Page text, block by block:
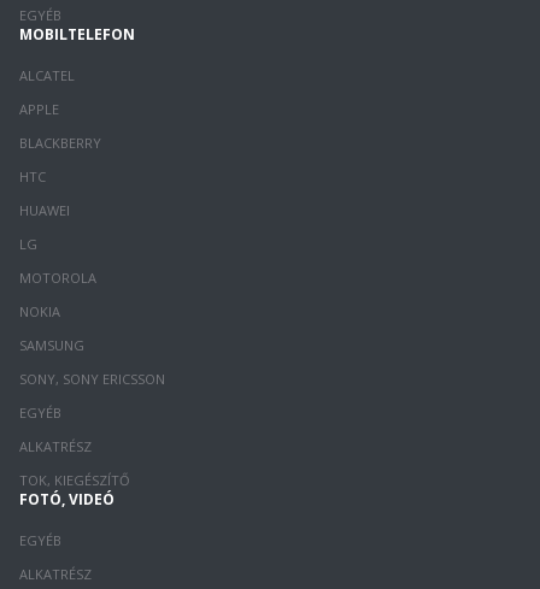
EGYÉB
MOBILTELEFON
ALCATEL
APPLE
BLACKBERRY
HTC
HUAWEI
LG
MOTOROLA
NOKIA
SAMSUNG
SONY, SONY ERICSSON
EGYÉB
ALKATRÉSZ
TOK, KIEGÉSZÍTŐ
FOTÓ, VIDEÓ
EGYÉB
ALKATRÉSZ